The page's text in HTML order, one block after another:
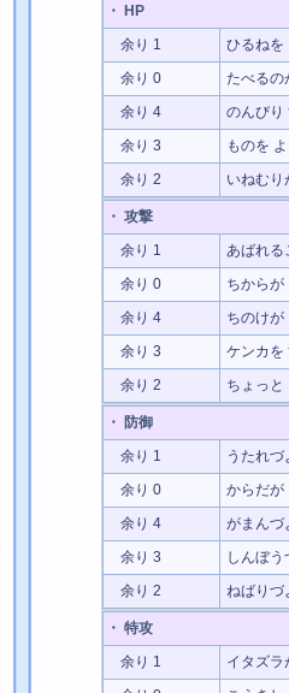
・ HP
余り 1
ひるねを
余り 0
たべるの
余り 4
のんびり
余り 3
ものを
余り 2
いねむり
・ 攻撃
余り 1
あばれる
余り 0
ちからが
余り 4
ちのけが
余り 3
ケンカを
余り 2
ちょっと
・ 防御
余り 1
うたれづ
余り 0
からだが
余り 4
がまんづ
余り 3
しんぼう
余り 2
ねばりづ
・ 特攻
余り 1
イタズラ